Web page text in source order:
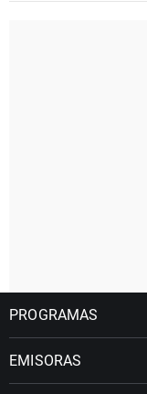
PROGRAMAS
EMISORAS